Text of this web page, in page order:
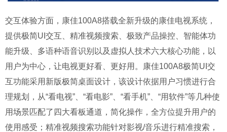
交互体验方面，康佳100A8搭载全新升级的康佳电视系统，
提供极简UI交互、精准视频搜索、极致产品操控、智能体功
能升级、多语种语音识别以及虚拟人技术六大核心功能，以
用户为中心，让电视更好看、更好用。康佳100A8极简UI交
互功能采用新版极简桌面设计，该设计依据用户习惯进行合
理规划，从“看电视”、“看电影”、“看手机”、“用软件”等几种使
用场景匹配了四大看板通道，简化操作，全方位提升用户的
使用感受；精准视频搜索功能针对影视/音乐进行精准搜索，